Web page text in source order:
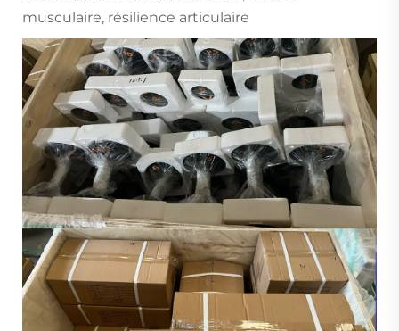
musculaire, résilience articulaire